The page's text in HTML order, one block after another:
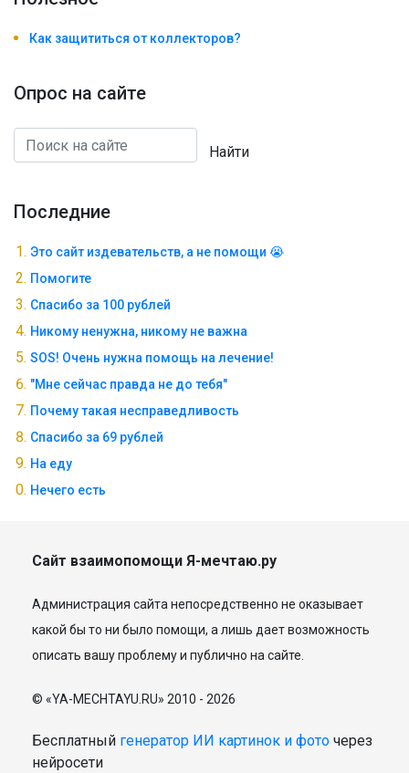
Как защититься от коллекторов?
Опрос на сайте
Найти
Последние
Это сайт издевательств, а не помощи 😭
Помогите
Спасибо за 100 рублей
Никому ненужна, никому не важна
SOS! Очень нужна помощь на лечение!
"Мне сейчас правда не до тебя"
Почему такая несправедливость
Спасибо за 69 рублей
На еду
Нечего есть
Сайт взаимопомощи Я-мечтаю.ру
Администрация сайта непосредственно не оказывает
какой бы то ни было помощи, а лишь дает возможность
описать вашу проблему и публично на сайте.
© «YA-MECHTAYU.RU» 2010 - 2026
Бесплатный генератор ИИ картинок и фото через
нейросети